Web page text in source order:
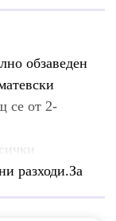
обзаведен
се от 2-
разходи.За